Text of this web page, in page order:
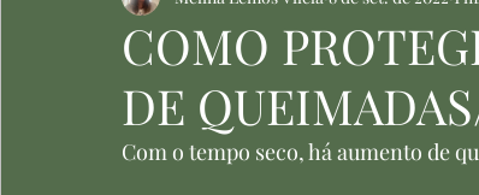
COMO
DE
Com o tempo seco, há aumento de